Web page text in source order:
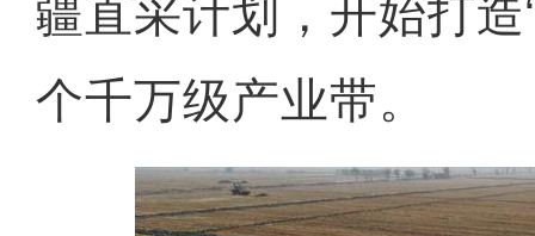
疆直采计划，开始打造
个千万级产业带。